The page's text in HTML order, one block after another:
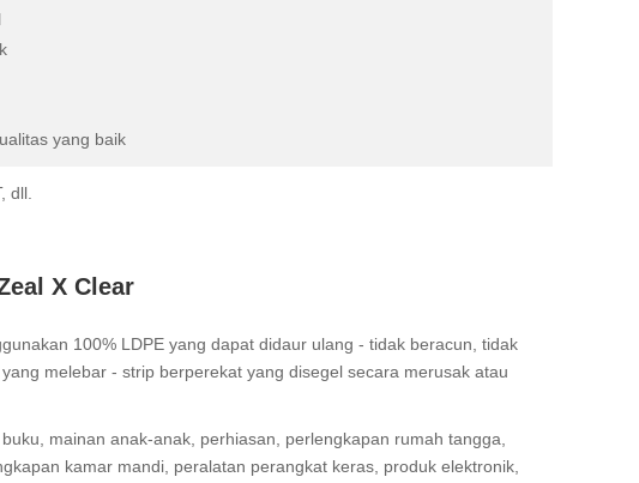
yang baik
dll.
X Clear
100% LDPE yang dapat didaur ulang - tidak beracun, tidak
melebar - strip berperekat yang disegel secara merusak atau
mainan anak-anak, perhiasan, perlengkapan rumah tangga,
kamar mandi, peralatan perangkat keras, produk elektronik,